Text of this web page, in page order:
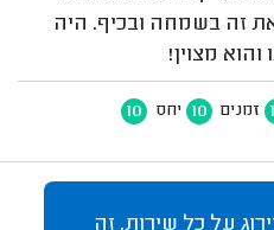
זה בשמחה ובכיף. היה
מצוין!
זמנים 10 יחס 10